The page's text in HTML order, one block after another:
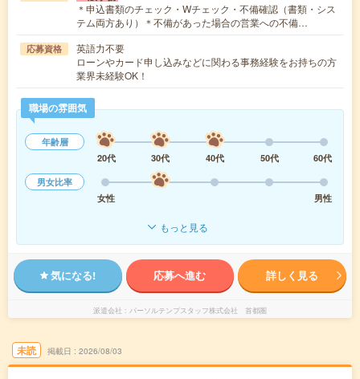
＊申込書類のチェック・Wチェック・不備確認（書類・シス
テム両方あり）＊不備があった場合の営業への不備…
応募資格
英語力不要
ローンやカード申し込みなどに関わる事務経験をお持ちの方
業界未経験OK！
職場の雰囲気
年齢層
20代
30代 40代 50代
60代
男女比率
女性
男性
もっと見る
気になる! 応募へ進む 詳しく見る
派遣会社 パーソルテンプスタッフ株式会社 首都圏
未読 掲載日 2026/08/03